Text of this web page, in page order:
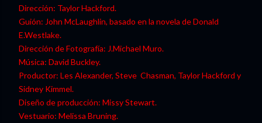
Dirección: Taylor Hackford.
Guión: John McLaughlin, basado en la novela de Donald
E.Westlake.
Dirección de Fotografía: J.Michael Muro.
Música: David Buckley.
Productor: Les Alexander, Steve Chasman, Taylor Hackford y
Sidney Kimmel.
Diseño de producción: Missy Stewart.
Vestuario: Melissa Bruning.